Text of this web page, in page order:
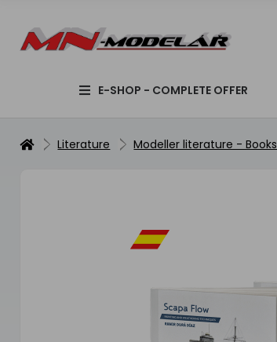
E-SHOP - COMPLETE OFFER
Literature Modeller literature - Books